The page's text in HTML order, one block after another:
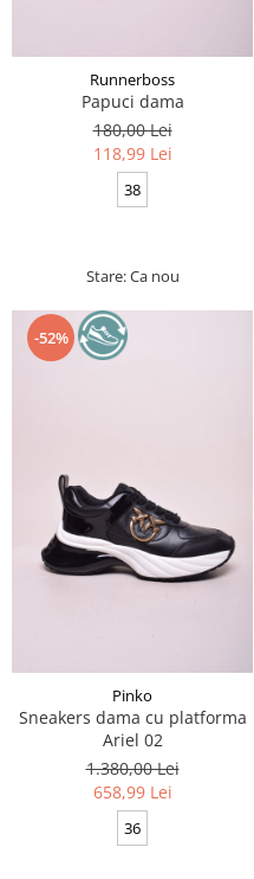
Runnerboss
Papuci dama
180,00 Lei
118,99 Lei
38
Stare: Ca nou
-52%
Pinko
Sneakers dama cu platforma
Ariel 02
1.380,00 Lei
658,99 Lei
36